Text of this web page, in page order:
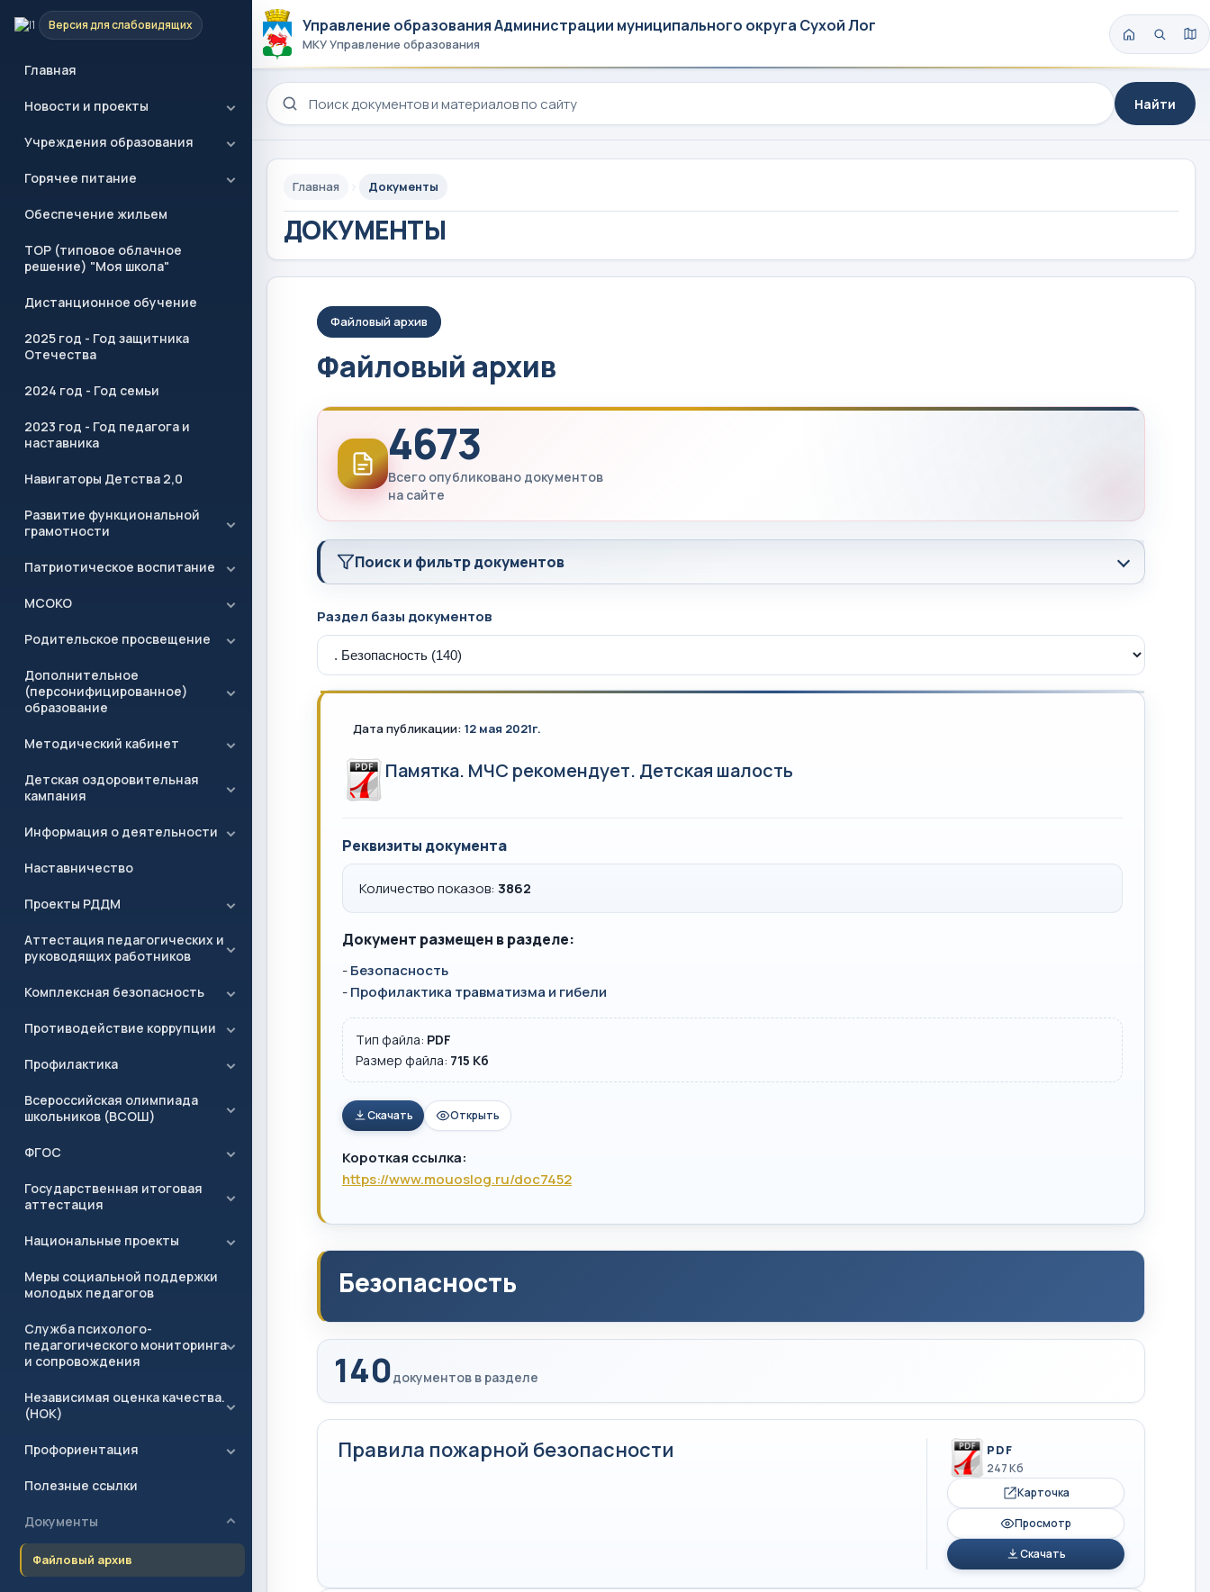
Версия для слабовидящих
Главная
Новости и проекты
Учреждения образования
Горячее питание
Обеспечение жильем
ТОР (типовое облачное
решение) "Моя школа"
Дистанционное обучение
2025 год - Год защитника
Отечества
2024 год - Год семьи
2023 год - Год педагога и
наставника
Навигаторы Детства 2,0
Развитие функциональной
грамотности
Патриотическое воспитание
МСОКО
Родительское просвещение
Дополнительное
(персонифицированное)
образование
Методический кабинет
Детская оздоровительная
кампания
Информация о деятельности
Наставничество
Проекты РДДМ
Аттестация педагогических и
руководящих работников
Комплексная безопасность
Противодействие коррупции
Профилактика
Всероссийская олимпиада
школьников (ВСОШ)
ФГОС
Государственная итоговая
аттестация
Национальные проекты
Меры социальной поддержки
молодых педагогов
Служба психолого-
педагогического мониторинга
и сопровождения
Независимая оценка качества.
(НОК)
Профориентация
Полезные ссылки
Документы
Файловый архив
Управление образования Администрации муниципального округа Сухой Лог
МКУ Управление образования
Поиск по сайту
Найти
Главная Документы
ДОКУМЕНТЫ
Файловый архив
Файловый архив
4673
Всего опубликовано документов
на сайте
Поиск и фильтр документов
Раздел базы документов
Дата публикации: 12 мая 2021г.
Памятка. МЧС рекомендует. Детская шалость
Реквизиты документа
Количество показов: 3862
Документ размещен в разделе:
-Безопасность
-Профилактика травматизма и гибели
Тип файла: PDF
Размер файла: 715 Кб
Скачать Открыть
Короткая ссылка:
https://www.mouoslog.ru/doc7452
Безопасность
140документов в разделе
Правила пожарной безопасности PDF
247 Кб
Карточка
Просмотр
Скачать